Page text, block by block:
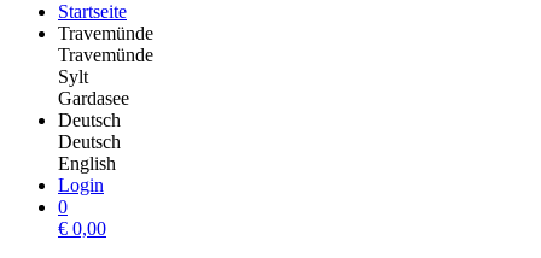
Startseite
Travemünde
Travemünde
Sylt
Gardasee
Deutsch
Deutsch
English
Login
0
€ 0,00